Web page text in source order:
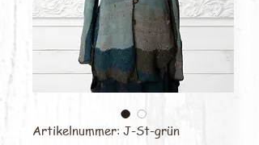
Artikelnummer: J-St-grün